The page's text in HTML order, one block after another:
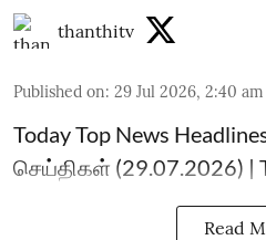
thanthitv
Published on: 29 Jul 2026, 2:40 am
Today Top News
செய்திகள் (29.07.2026) |
Read